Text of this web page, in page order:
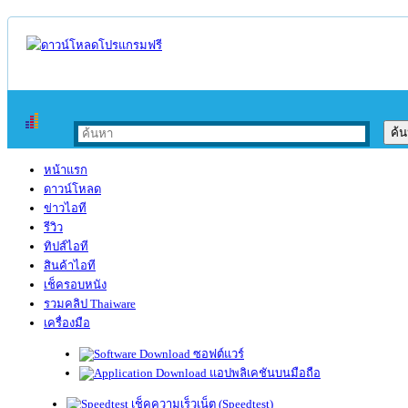
หน้าแรก
ดาวน์โหลด
ข่าวไอที
รีวิว
ทิปส์ไอที
สินค้าไอที
เช็ครอบหนัง
รวมคลิป Thaiware
เครื่องมือ
ซอฟต์แวร์
แอปพลิเคชันบนมือถือ
เช็คความเร็วเน็ต (Speedtest)